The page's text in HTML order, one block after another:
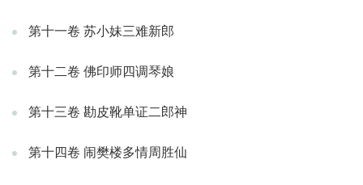
第十一卷 苏小妹三难新郎
第十二卷 佛印师四调琴娘
第十三卷 勘皮靴单证二郎神
第十四卷 闹樊楼多情周胜仙